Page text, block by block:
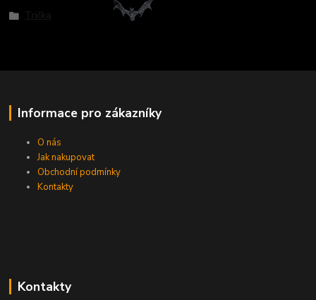
Informace pro zákazníky
O nás
Jak nakupovat
Obchodní podmínky
Kontakty
Kontakty